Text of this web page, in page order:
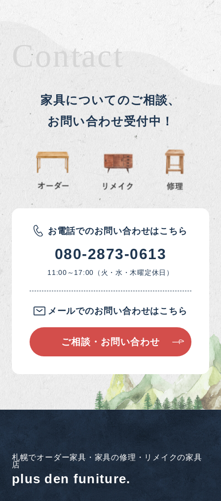
Contact
家具についてのご相談、
お問い合わせ受付中！
お電話でのお問い合わせはこちら
080-2873-0613
11:00～17:00（火・水・木曜定休日）
メールでのお問い合わせはこちら
ご相談・お問い合わせ
札幌でオーダー家具・家具の修理・リメイクの家具
店
plus den funiture.